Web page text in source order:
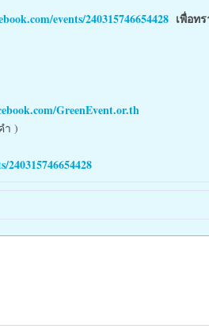
events/240315746654428 เพื่อท
GreenEvent.or.th
ำ )
240315746654428